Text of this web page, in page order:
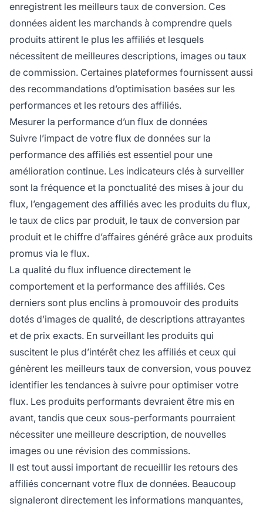
enregistrent les meilleurs taux de conversion. Ces
données aident les marchands à comprendre quels
produits attirent le plus les affiliés et lesquels
nécessitent de meilleures descriptions, images ou taux
de commission. Certaines plateformes fournissent aussi
des recommandations d’optimisation basées sur les
performances et les retours des affiliés.
Mesurer la performance d’un flux de données
Suivre l’impact de votre flux de données sur la
performance des affiliés est essentiel pour une
amélioration continue. Les indicateurs clés à surveiller
sont la fréquence et la ponctualité des mises à jour du
flux, l’engagement des affiliés avec les produits du flux,
le taux de clics par produit, le taux de conversion par
produit et le chiffre d’affaires généré grâce aux produits
promus via le flux.
La qualité du flux influence directement le
comportement et la performance des affiliés. Ces
derniers sont plus enclins à promouvoir des produits
dotés d’images de qualité, de descriptions attrayantes
et de prix exacts. En surveillant les produits qui
suscitent le plus d’intérêt chez les affiliés et ceux qui
génèrent les meilleurs taux de conversion, vous pouvez
identifier les tendances à suivre pour optimiser votre
flux. Les produits performants devraient être mis en
avant, tandis que ceux sous-performants pourraient
nécessiter une meilleure description, de nouvelles
images ou une révision des commissions.
Il est tout aussi important de recueillir les retours des
affiliés concernant votre flux de données. Beaucoup
signaleront directement les informations manquantes,